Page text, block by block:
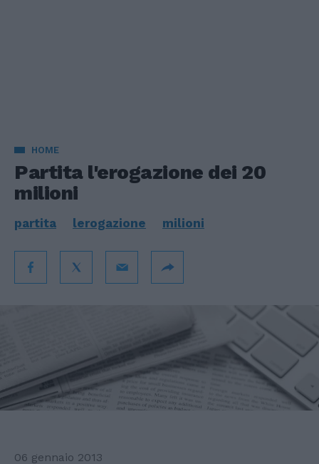
HOME
Partita l'erogazione dei 20
milioni
partita lerogazione milioni
06 gennaio 2013